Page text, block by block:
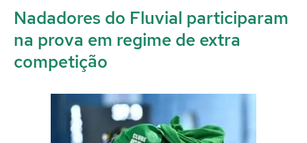
Nadadores do Fluvial participaram
na prova em regime de extra
competição